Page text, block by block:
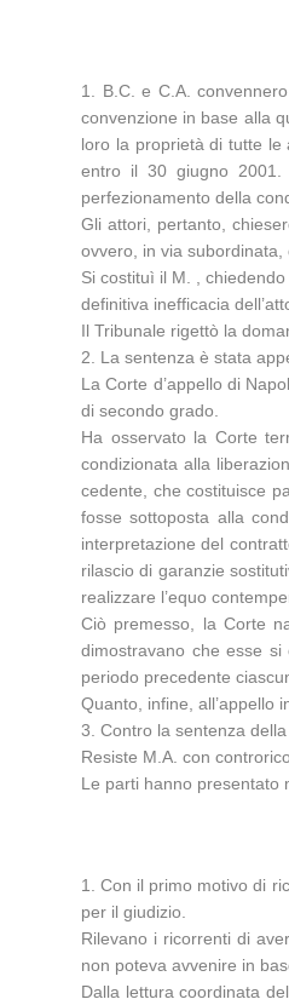
1. B.C. e C.A.
convenzione in base alla
loro la proprietà di tutte le
entro il 30 giugno 2001.
perfezionamento della
Gli attori, pertanto,
ovvero, in via subordinata,
Si costituì il M. ,
definitiva inefficacia
Il Tribunale rigettò la
2. La sentenza è stata
La Corte d’appello di
di secondo grado.
Ha osservato la Corte
condizionata alla
cedente, che costituisce
fosse sottoposta alla
interpretazione del
rilascio di garanzie
realizzare l’equo
Ciò premesso, la Corte
dimostravano che esse
periodo precedente
Quanto, infine, all’appello
3. Contro la sentenza
Resiste M.A. con
Le parti hanno presentato
1. Con il primo motivo di
per il giudizio.
Rilevano i ricorrenti di
non poteva avvenire in
Dalla lettura coordinata